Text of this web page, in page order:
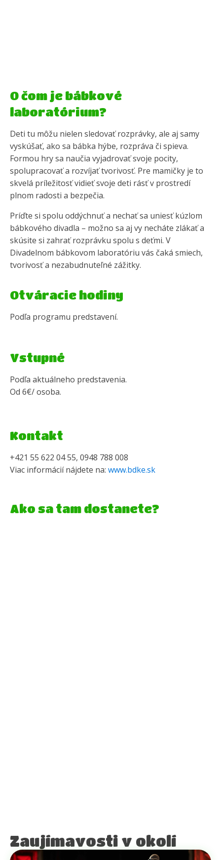
O čom je bábkové
laboratórium?
Deti tu môžu nielen sledovať rozprávky, ale aj samy
vyskúšať, ako sa bábka hýbe, rozpráva či spieva.
Formou hry sa naučia vyjadrovať svoje pocity,
spolupracovať a rozvíjať tvorivosť. Pre mamičky je to
skvelá príležitosť vidieť svoje deti rásť v prostredí
plnom radosti a bezpečia.
Príďte si spolu oddýchnuť a nechať sa uniesť kúzlom
bábkového divadla – možno sa aj vy necháte zlákať a
skúsite si zahrať rozprávku spolu s deťmi. V
Divadelnom bábkovom laboratóriu vás čaká smiech,
tvorivosť a nezabudnuteľné zážitky.
Otváracie hodiny
Podľa programu predstavení.
Vstupné
Podľa aktuálneho predstavenia.
Od 6€/ osoba.
Kontakt
+421 55 622 04 55, 0948 788 008
Viac informácií nájdete na: www.bdke.sk
Ako sa tam dostanete?
Zaujímavosti v okolí